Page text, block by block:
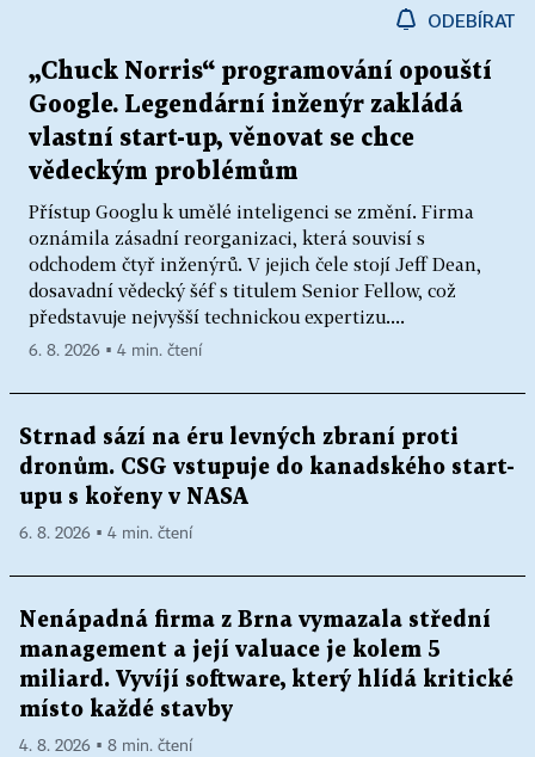
ODEBÍRAT
„Chuck Norris“ programování opouští
Google. Legendární inženýr zakládá
vlastní start-up, věnovat se chce
vědeckým problémům
Přístup Googlu k umělé inteligenci se změní. Firma
oznámila zásadní reorganizaci, která souvisí s
odchodem čtyř inženýrů. V jejich čele stojí Jeff Dean,
dosavadní vědecký šéf s titulem Senior Fellow, což
představuje nejvyšší technickou expertizu....
6. 8. 2026 ▪ 4 min. čtení
Strnad sází na éru levných zbraní proti
dronům. CSG vstupuje do kanadského start-
upu s kořeny v NASA
6. 8. 2026 ▪ 4 min. čtení
Nenápadná firma z Brna vymazala střední
management a její valuace je kolem 5
miliard. Vyvíjí software, který hlídá kritické
místo každé stavby
4. 8. 2026 ▪ 8 min. čtení